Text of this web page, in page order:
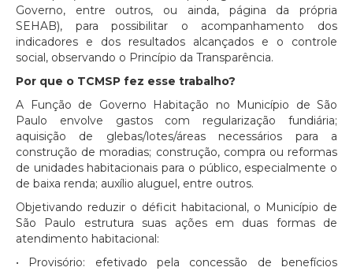
Governo, entre outros, ou ainda, página da própria
SEHAB), para possibilitar o acompanhamento dos
indicadores e dos resultados alcançados e o controle
social, observando o Princípio da Transparência.
Por que o TCMSP fez esse trabalho?
A Função de Governo Habitação no Município de São
Paulo envolve gastos com regularização fundiária;
aquisição de glebas/lotes/áreas necessários para a
construção de moradias; construção, compra ou reformas
de unidades habitacionais para o público, especialmente o
de baixa renda; auxílio aluguel, entre outros.
Objetivando reduzir o déficit habitacional, o Município de
São Paulo estrutura suas ações em duas formas de
atendimento habitacional:
• Provisório: efetivado pela concessão de benefícios